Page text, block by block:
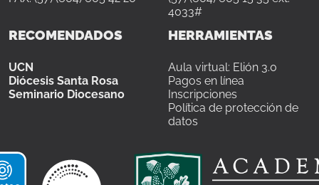
4033#
RECOMENDADOS
UCN
Diócesis Santa Rosa
Seminario Diocesano
HERRAMIENTAS
Aula virtual: Elión 3.0
Pagos en línea
Inscripciones
Política de protección de
datos